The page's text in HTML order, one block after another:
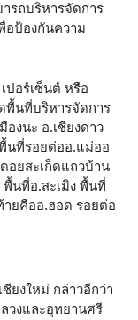
รถบริหารจัดการ
อป้องกันความ
ปอร์เซ็นต์ หรือ
พื้นที่บริหารจัดการ
งนะ อ.เชียงดาว
นที่รอยต่ออ.แม่ออ
อยสะเก็ดแถวบ้าน
นที่อ.สะเมิง พื้นที่
ยคืออ.ฮอด รอยต่อ
ยงใหม่ กล่าวอีกว่า
วงและอุทยานศรี